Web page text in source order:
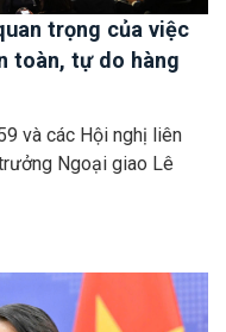
trọng của việc
toàn, tự do hàng
và các Hội nghị liên
Ngoại giao Lê